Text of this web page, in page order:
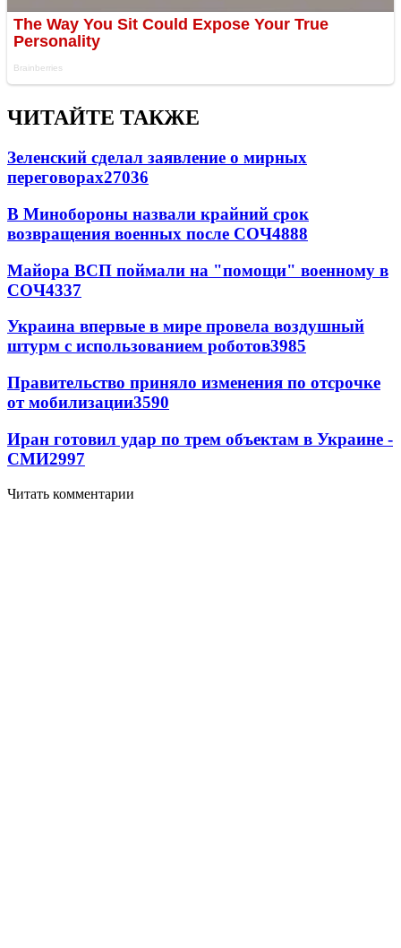
ЧИТАЙТЕ ТАКЖЕ
Зеленский сделал заявление о мирных
переговорах27036
В Минобороны назвали крайний срок
возвращения военных после СОЧ4888
Майора ВСП поймали на "помощи" военному в
СОЧ4337
Украина впервые в мире провела воздушный
штурм с использованием роботов3985
Правительство приняло изменения по отсрочке
от мобилизации3590
Иран готовил удар по трем объектам в Украине -
СМИ2997
Читать комментарии